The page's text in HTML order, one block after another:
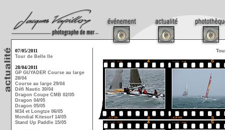
07/05/2011
Tour de Belle Ile
28/04/2011
GP GUYADER Course au large
28/04
Course au large 29/04
Défi Nautic 30/04
Dragon Coupe CMB 02/05
Dragon 04/05
Dragon 05/05
M34 et Longtze 06/05
Mondial Kitesurf 14/05
Stand Up Paddle 15/05